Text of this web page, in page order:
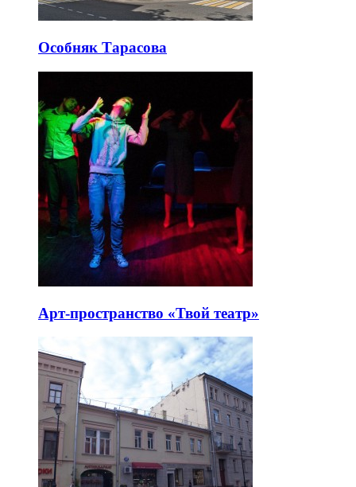
Особняк Тарасова
Арт-пространство «Твой театр»